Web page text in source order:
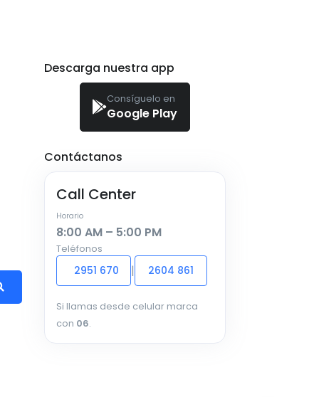
Descarga nuestra app
Consíguelo en
Google Play
Contáctanos
Call Center
Horario
8:00 AM – 5:00 PM
Teléfonos
2951 670 | 2604 861
Si llamas desde celular marca
con 06.